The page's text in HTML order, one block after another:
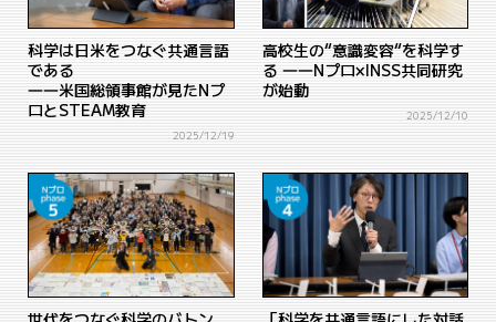
科学は日米をつなぐ共通言語
である
――米国総領事館が見たNプ
ロとSTEAM教育
2025/12/19
高校生の“意識変容“を科学す
る ――Nプロ×INSS共同研究
が始動
2025/12/10